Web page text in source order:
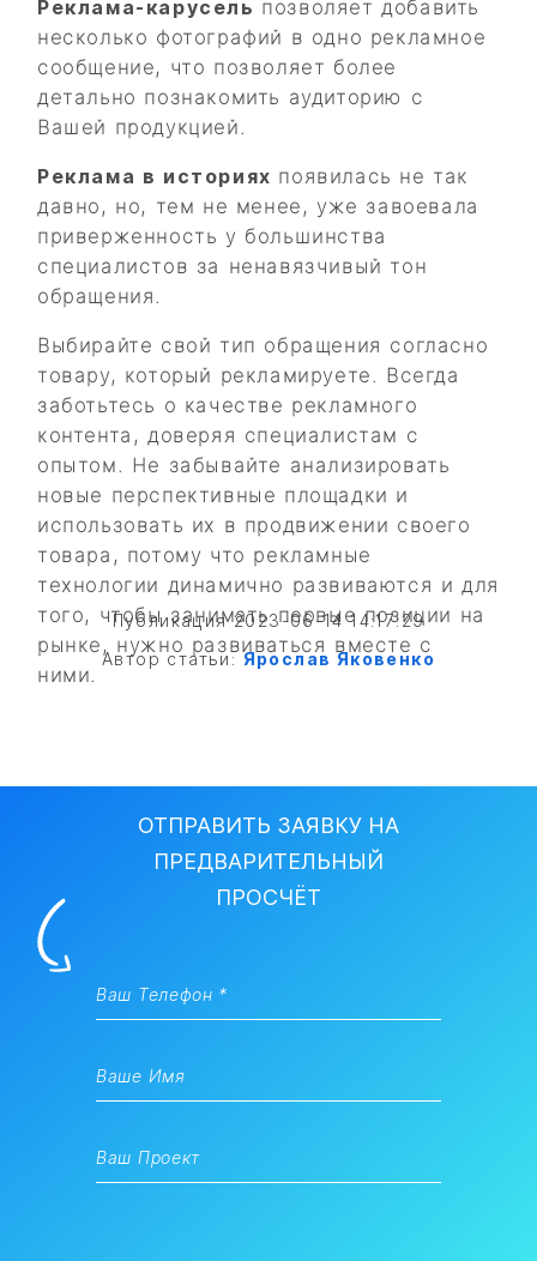
Реклама-карусель позволяет добавить
несколько фотографий в одно рекламное
сообщение, что позволяет более
детально познакомить аудиторию с
Вашей продукцией.
Реклама в историях появилась не так
давно, но, тем не менее, уже завоевала
приверженность у большинства
специалистов за ненавязчивый тон
обращения.
Выбирайте свой тип обращения согласно
товару, который рекламируете. Всегда
заботьтесь о качестве рекламного
контента, доверяя специалистам с
опытом. Не забывайте анализировать
новые перспективные площадки и
использовать их в продвижении своего
товара, потому что рекламные
технологии динамично развиваются и для
того, чтобы занимать первые позиции на
рынке, нужно развиваться вместе с
ними.
Публикация 2023-06-14 14:17:29
Автор статьи:Ярослав Яковенко
ОТПРАВИТЬ ЗАЯВКУ НА
ПРЕДВАРИТЕЛЬНЫЙ
ПРОСЧЁТ